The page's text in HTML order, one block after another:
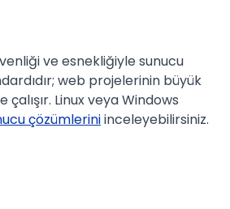
ve esnekliğiyle sunucu
web projelerinin büyük
çalışır. Linux veya Windows
çözümleriniinceleyebilirsiniz.